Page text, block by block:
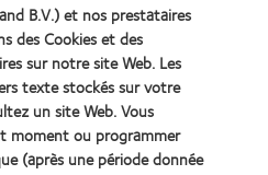
B.V.) et nos prestataires
des Cookies et des
sur notre site Web. Les
texte stockés sur votre
un site Web. Vous
moment ou programmer
(après une période donnée